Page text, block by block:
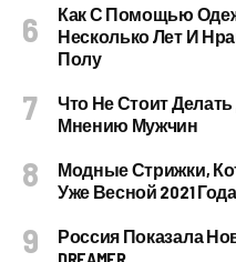
Как С Помощью
Несколько Лет И
Полу
Что Не Стоит
Мнению Мужчин
Модные Стрижки,
Уже Весной 2021 Года
Россия Показала